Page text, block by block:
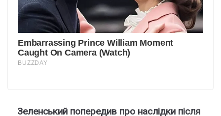
Зеленський попередив про наслідки після